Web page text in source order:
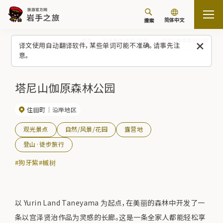
译文使用自动翻译软件，某些单词可能不准确。请事先注
意。
搜索 简体中文
塔尼山伽原森林公园
住田町 沿岸地区
观光景点 自然/风景/花园
露营地
登山·徒步旅行
#狗牙紫#槭树
以 Yurin Land Taneyama 为起点，在美丽的森林中开发了一
条以宫泽贤治作品为灵感的长廊。这是一条全家人都能轻松享